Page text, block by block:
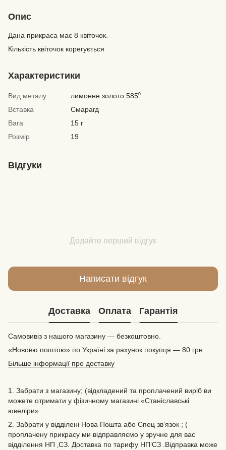
Опис
Дана прикраса має 8 квіточок.
Кількість квіточок корегується
Характеристики
Вид металу
лимонне золото 585⁰
Вставка
Смарагд
Вага
15 г
Розмір
19
Відгуки
Додайте перший відгук
Написати відгук
Доставка Оплата Гарантія
Самовивіз з нашого магазину — безкоштовно.
«Нововю поштою» по Україні за рахунок покупця — 80 грн
Більше інформації про доставку
1. Забрати з магазину; (відкладений та проплачений виріб ви
можете отримати у фізичному магазині «Станіславські
ювеліри»
2. Забрати у відділені Нова Пошта або Спец зв’язок ; (
проплачену прикрасу ми відправляємо у зручне для вас
відділення НП ‚СЗ. Доставка по тарифу НП‘СЗ .Відправка може